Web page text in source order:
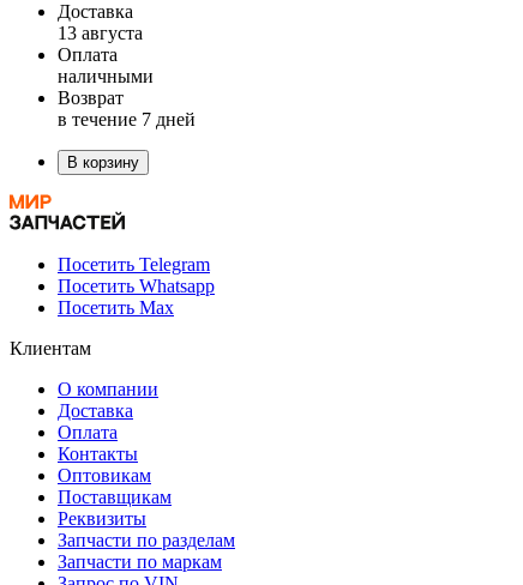
Доставка
13 августа
Оплата
наличными
Возврат
в течение 7 дней
В корзину
Посетить Telegram
Посетить Whatsapp
Посетить Max
Клиентам
О компании
Доставка
Оплата
Контакты
Оптовикам
Поставщикам
Реквизиты
Запчасти по разделам
Запчасти по маркам